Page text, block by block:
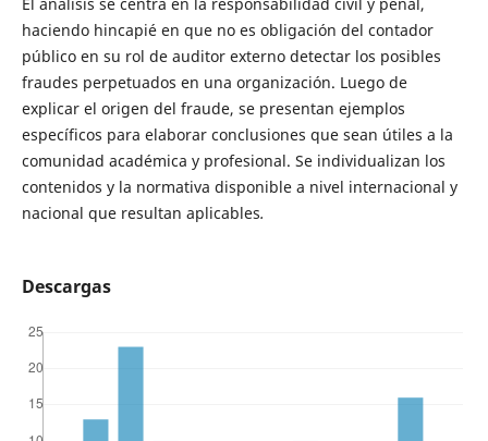
haciendo hincapié en que no es obligación del contador
público en su rol de auditor externo detectar los posibles
fraudes perpetuados en una organización. Luego de
explicar el origen del fraude, se presentan ejemplos
específicos para elaborar conclusiones que sean útiles a la
comunidad académica y profesional. Se individualizan los
contenidos y la normativa disponible a nivel internacional y
nacional que resultan aplicables.
Descargas